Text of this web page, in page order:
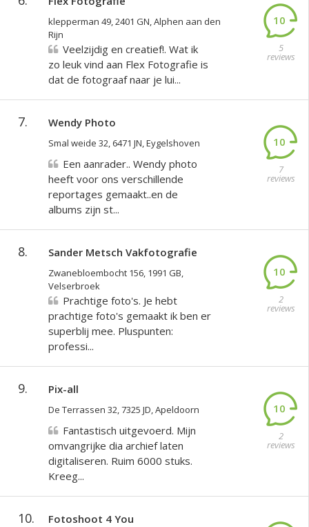
klepperman 49, 2401 GN, Alphen aan den
Rijn
10
5
reviews
Veelzijdig en creatief!. Wat ik
zo leuk vind aan Flex Fotografie is
dat de fotograaf naar je lui...
7. Wendy Photo
Smal weide 32, 6471 JN, Eygelshoven 10
7
reviews
Een aanrader.. Wendy photo
heeft voor ons verschillende
reportages gemaakt..en de
albums zijn st...
8. Sander Metsch Vakfotografie
Zwanebloembocht 156, 1991 GB,
Velserbroek
10
2
reviews
Prachtige foto's. Je hebt
prachtige foto's gemaakt ik ben er
superblij mee. Pluspunten:
professi...
9. Pix-all
De Terrassen 32, 7325 JD, Apeldoorn 10
2
reviews
Fantastisch uitgevoerd. Mijn
omvangrijke dia archief laten
digitaliseren. Ruim 6000 stuks.
Kreeg...
10. Fotoshoot 4 You